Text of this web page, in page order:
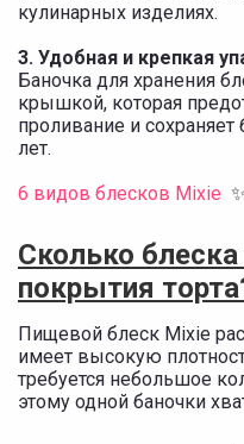
кулинарных изделиях.
3. Удобная и крепкая
Баночка для хранения
крышкой, которая
проливание и
лет.
6 видов блесков Mixie ✨
Сколько
покрытия
Пищевой блеск Mixie
имеет высокую
требуется небольшое
этому одной баночки